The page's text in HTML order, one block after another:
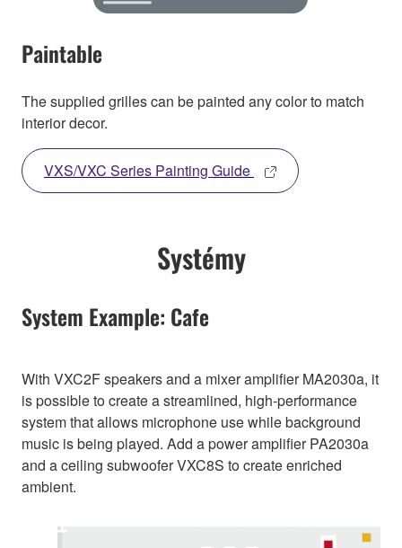
Paintable
The supplied grilles can be painted any color to match
interior decor.
VXS/VXC Series Painting Guide
Systémy
System Example: Cafe
With VXC2F speakers and a mixer amplifier MA2030a, it
is possible to create a streamlined, high-performance
system that allows microphone use while background
music is being played. Add a power amplifier PA2030a
and a ceiling subwoofer VXC8S to create enriched
ambient.